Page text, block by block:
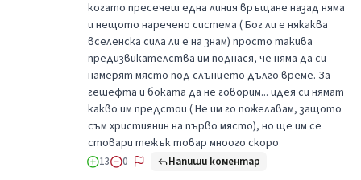
когато пресечеш една линия връщане назад няма
и нещото наречено система ( Бог ли е някаква
вселенска сила ли е на знам) просто такива
предизвикателства им поднася, че няма да си
намерят място под слънцето дълго време. За
гешефта и боката да не говорим... идея си нямат
какво им предстои ( Не им го пожелавам, защото
съм християнин на първо място), но ще им се
стовари тежък товар мноого скоро
13 0 Напиши коментар